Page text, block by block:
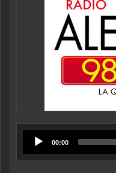
00:00